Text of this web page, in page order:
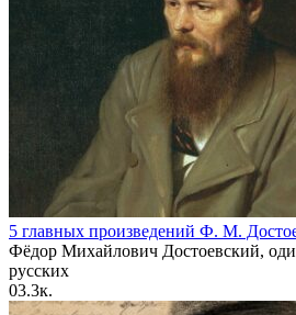
5 главных произведений Ф. М.
Фёдор Михайлович Достоевский,
русских
03.3к.